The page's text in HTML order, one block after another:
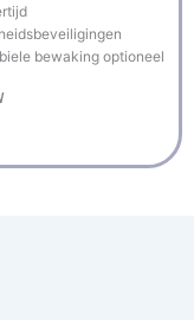
bewaking optioneel